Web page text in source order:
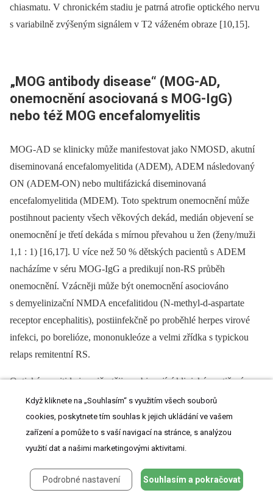
chiasmatu. V chronickém stadiu je patrná atrofie optického nervu
s variabilně zvýšeným signálem v T2 váženém obraze [10,15].
„MOG antibody disease“ (MOG-AD,
onemocnění asociovaná s MOG-IgG)
nebo též MOG encefalomyelitis
MOG-AD se klinicky může manifestovat jako NMOSD, akutní
diseminovaná encefalomyelitida (ADEM), ADEM následovaný
ON (ADEM-ON) nebo multifázická diseminovaná
encefalomyelitida (MDEM). Toto spektrum onemocnění může
postihnout pacienty všech věkových dekád, medián objevení se
onemocnění je třetí dekáda s mírnou převahou u žen (ženy/muži
1,1 : 1) [16,17]. U více než 50 % dětských pacientů s ADEM
nacházíme v séru MOG-IgG a predikují non-RS průběh
onemocnění. Vzácněji může být onemocnění asociováno
s demyelinizační NMDA encefalitidou (N-methyl-d-aspartate
receptor encephalitis), postiinfekčně po proběhlé herpes virové
infekci, po borelióze, mononukleóze a velmi zřídka s typickou
relaps remitentní RS.
Optická neuritida je nejčastěji se objevující klinické postižení
u MOG-AD a to v 54–61 %, následované myelitidou [8]. Jsou
určité odlišnosti týkající se MR nálezu u pacientů s pozitivitou
MOG-IgG nebo AQP4-IgG. Zánět optického nervu
predominantně postihuje přední segment, zatímco chiasma
a retrochiasmatický úsek jsou relativně ušetřeny. U AQP4-IgG
pacientů je predominantně postižená oblast chiasmatu [15].
Když kliknete na „Souhlasím“ s využitím všech souborů
cookies, poskytnete tím souhlas k jejich ukládání ve vašem
zařízení a pomůže to s vaší navigací na stránce, s analýzou
využití dat a našimi marketingovými aktivitami.
Podrobné nastavení Souhlasím a pokračovat